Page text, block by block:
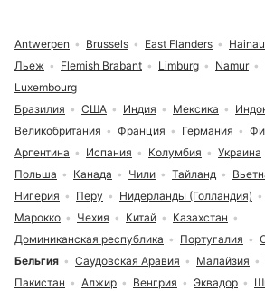
Бразилия США Индия Мексика
Великобритания
Франция Германия
Аргентина
Испания Колумбия Украина
Польша
Канада Чили Тайланд
Нигерия
Перу Нидерланды (Голландия)
Марокко
Чехия Китай
Казахстан
Доминиканская республика
Португалия
Бельгия
Саудовская Аравия Малайзия
Пакистан
Алжир Венгрия Эквадор
Antwerpen Brussels East Flanders
Льеж
Flemish Brabant Limburg Namur
Luxembourg